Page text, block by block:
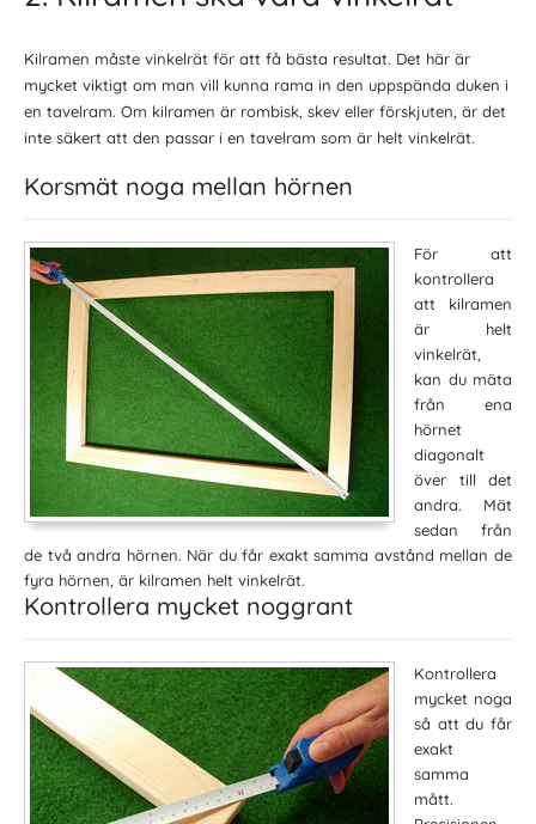
Kilramen måste vinkelrät för att få bästa resultat. Det här är
mycket viktigt om man vill kunna rama in den uppspända duken i
en tavelram. Om kilramen är rombisk, skev eller förskjuten, är det
inte säkert att den passar i en tavelram som är helt vinkelrät.
Korsmät noga mellan hörnen
För att
kontrollera
att kilramen
är helt
vinkelrät,
kan du mäta
från ena
hörnet
diagonalt
över till det
andra. Mät
sedan från
de två andra hörnen. När du får exakt samma avstånd mellan de
fyra hörnen, är kilramen helt vinkelrät.
Kontrollera mycket noggrant
Kontrollera
mycket noga
så att du får
exakt
samma
mått.